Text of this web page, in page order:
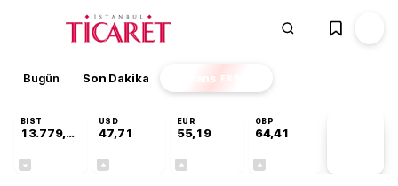
Bugün Son Dakika Finans EKSTRA
BIST
13.779,39
USD
47,71
EUR
55,19
GBP
64,41